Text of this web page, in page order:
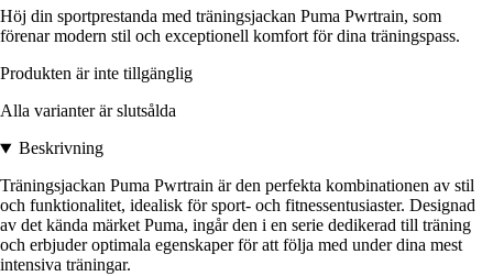
Höj din sportprestanda med träningsjackan Puma Pwrtrain, som
förenar modern stil och exceptionell komfort för dina träningspass.
Produkten är inte tillgänglig
Alla varianter är slutsålda
Beskrivning
Träningsjackan Puma Pwrtrain är den perfekta kombinationen av stil
och funktionalitet, idealisk för sport- och fitnessentusiaster. Designad
av det kända märket Puma, ingår den i en serie dedikerad till träning
och erbjuder optimala egenskaper för att följa med under dina mest
intensiva träningar.